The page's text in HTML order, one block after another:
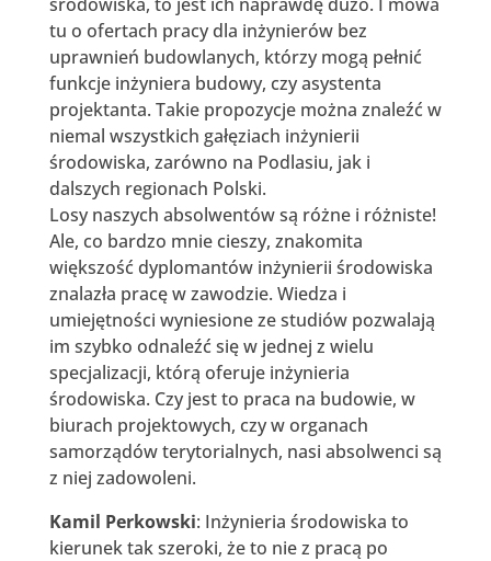
tu o ofertach pracy dla inżynierów bez
uprawnień budowlanych, którzy mogą pełnić
funkcje inżyniera budowy, czy asystenta
projektanta. Takie propozycje można znaleźć w
niemal wszystkich gałęziach inżynierii
środowiska, zarówno na Podlasiu, jak i
dalszych regionach Polski.
Losy naszych absolwentów są różne i różniste!
Ale, co bardzo mnie cieszy, znakomita
większość dyplomantów inżynierii środowiska
znalazła pracę w zawodzie. Wiedza i
umiejętności wyniesione ze studiów pozwalają
im szybko odnaleźć się w jednej z wielu
specjalizacji, którą oferuje inżynieria
środowiska. Czy jest to praca na budowie, w
biurach projektowych, czy w organach
samorządów terytorialnych, nasi absolwenci są
z niej zadowoleni.
Kamil Perkowski: Inżynieria środowiska to
kierunek tak szeroki, że to nie z pracą po